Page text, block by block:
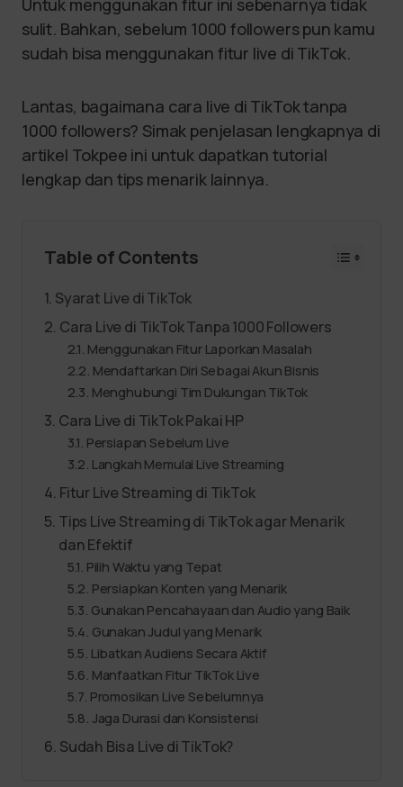
Untuk menggunakan fitur ini sebenarnya tidak
sulit. Bahkan, sebelum 1000 followers pun kamu
sudah bisa menggunakan fitur live di TikTok.
Lantas, bagaimana cara live di TikTok tanpa
1000 followers? Simak penjelasan lengkapnya di
artikel Tokpee ini untuk dapatkan tutorial
lengkap dan tips menarik lainnya.
Table of Contents
Syarat Live di TikTok
Cara Live di TikTok Tanpa 1000 Followers
Menggunakan Fitur Laporkan Masalah
Mendaftarkan Diri Sebagai Akun Bisnis
Menghubungi Tim Dukungan TikTok
Cara Live di TikTok Pakai HP
Persiapan Sebelum Live
Langkah Memulai Live Streaming
Fitur Live Streaming di TikTok
Tips Live Streaming di TikTok agar Menarik
dan Efektif
Pilih Waktu yang Tepat
Persiapkan Konten yang Menarik
Gunakan Pencahayaan dan Audio yang Baik
Gunakan Judul yang Menarik
Libatkan Audiens Secara Aktif
Manfaatkan Fitur TikTok Live
Promosikan Live Sebelumnya
Jaga Durasi dan Konsistensi
Sudah Bisa Live di TikTok?